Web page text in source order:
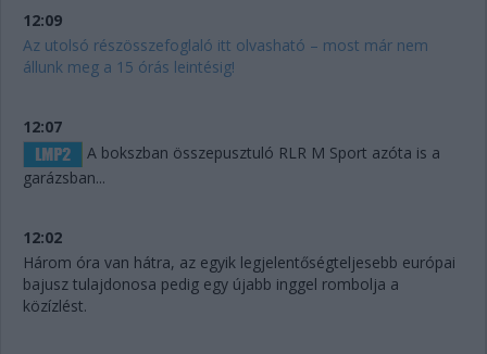
12:09
Az utolsó részösszefoglaló itt olvasható – most már nem
állunk meg a 15 órás leintésig!
12:07
A bokszban összepusztuló RLR M Sport azóta is a
garázsban...
12:02
Három óra van hátra, az egyik legjelentőségteljesebb európai
bajusz tulajdonosa pedig egy újabb inggel rombolja a
közízlést.